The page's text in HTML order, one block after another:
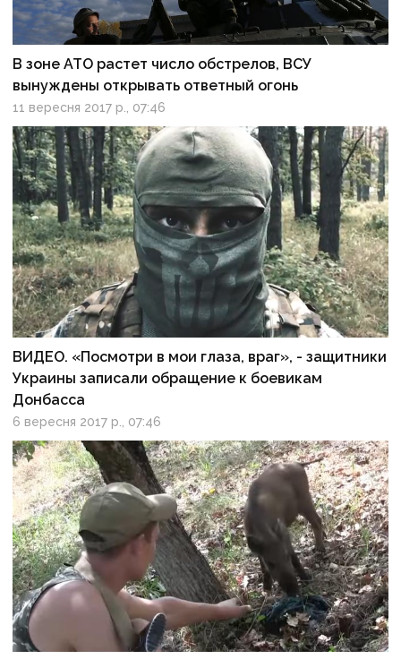
В зоне АТО растет число обстрелов, ВСУ
вынуждены открывать ответный огонь
11 вересня 2017 р., 07:46
ВИДЕО. «Посмотри в мои глаза, враг», - защитники
Украины записали обращение к боевикам
Донбасса
6 вересня 2017 р., 07:46